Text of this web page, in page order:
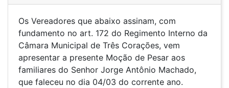
Os Vereadores que abaixo assinam, com
fundamento no art. 172 do Regimento Interno da
Câmara Municipal de Três Corações, vem
apresentar a presente Moção de Pesar aos
familiares do Senhor Jorge Antônio Machado,
que faleceu no dia 04/03 do corrente ano.